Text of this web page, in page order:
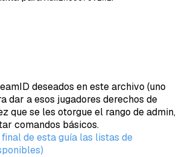
deseados en este archivo (uno
dar a esos jugadores derechos de
que se les otorgue el rango de admin,
comandos básicos.
de esta guía las listas de